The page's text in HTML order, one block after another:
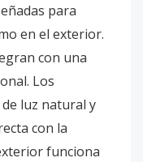
para
en el exterior.
con una
Los
luz natural y
con la
funciona